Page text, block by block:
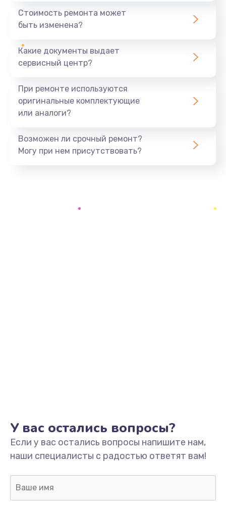
1440 руб.
Ремонт южного моста
Замена батарейки BIOS
Заказать
Замена/Pемонт карбюратора
1300 руб.
Заказать
Ремонт капиллярной трубки
Стоимость ремонта может
быть изменена?
Какие документы выдает
сервисный центр?
При ремонте используются
оригинальные комплектующие
или аналоги?
Возможен ли срочный ремонт?
Могу при нем присутствовать?
У вас остались вопросы?
Если у вас остались вопросы напишите нам,
наши специалисты с радостью ответят вам!